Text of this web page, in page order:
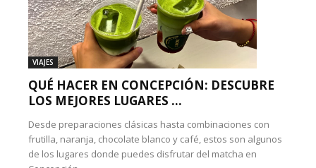
VIAJES
QUÉ HACER EN CONCEPCIÓN: DESCUBRE
LOS MEJORES LUGARES ...
Desde preparaciones clásicas hasta combinaciones con
frutilla, naranja, chocolate blanco y café, estos son algunos
de los lugares donde puedes disfrutar del matcha en